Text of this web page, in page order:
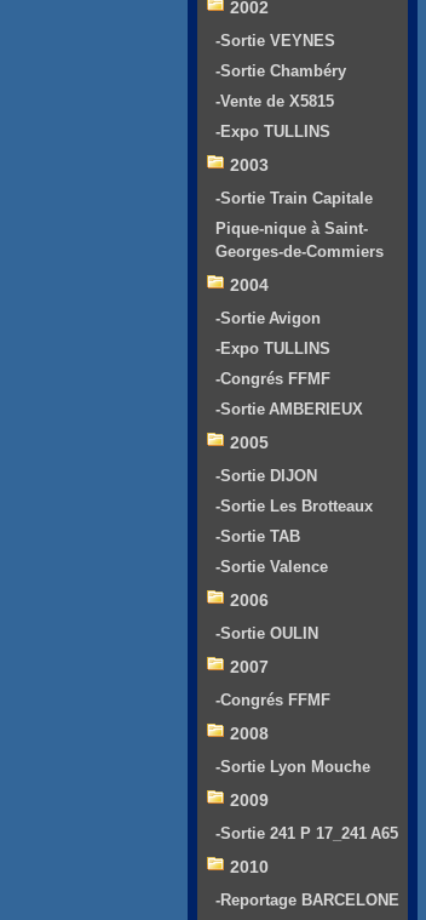
2002
-Sortie VEYNES
-Sortie Chambéry
-Vente de X5815
-Expo TULLINS
2003
-Sortie Train Capitale
Pique-nique à Saint-
Georges-de-Commiers
2004
-Sortie Avigon
-Expo TULLINS
-Congrés FFMF
-Sortie AMBERIEUX
2005
-Sortie DIJON
-Sortie Les Brotteaux
-Sortie TAB
-Sortie Valence
2006
-Sortie OULIN
2007
-Congrés FFMF
2008
-Sortie Lyon Mouche
2009
-Sortie 241 P 17_241 A65
2010
-Reportage BARCELONE